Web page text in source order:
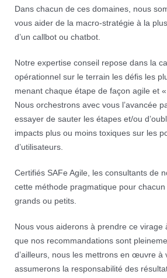
Dans chacun de ces domaines, nous
vous aider de la macro-stratégie à la
d’un callbot ou chatbot.
Notre expertise conseil repose dans la
opérationnel sur le terrain les défis les
menant chaque étape de façon agile et
Nous orchestrons avec vous l’avancée
essayer de sauter les étapes et/ou
impacts plus ou moins toxiques sur les
d’utilisateurs.
Certifiés SAFe Agile, les consultants de
cette méthode pragmatique pour chacun
grands ou petits.
Nous vous aiderons à prendre ce virage
que nos recommandations sont
d’ailleurs, nous les mettrons en œuvre à
assumerons la responsabilité des